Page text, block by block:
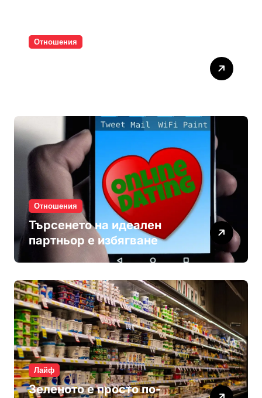
Отношения
Отношения
Търсенето на идеален
партньор е избягване
Лайф
Зеленото е просто по-